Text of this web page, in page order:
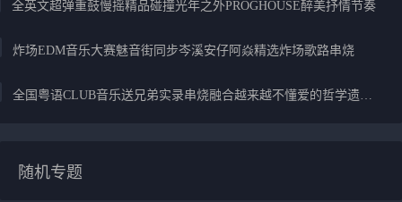
全英文超弹重鼓慢摇精品碰撞光年之外PROGHOUSE醉美抒情节奏
炸场EDM音乐大赛魅音街同步岑溪安仔阿焱精选炸场歌路串烧
全国粤语CLUB音乐送兄弟实录串烧融合越来越不懂爱的哲学遗憾专辑
随机专题